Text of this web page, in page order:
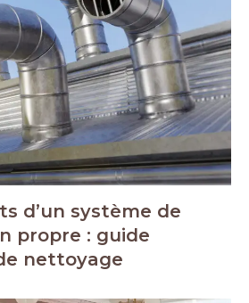
d’un système de
propre : guide
nettoyage